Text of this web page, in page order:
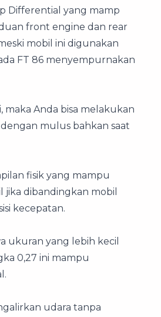
Differential yang mamp
front engine dan rear
mobil ini digunakan
FT 86 menyempurnakan
maka Anda bisa melakukan
mulus bahkan saat
fisik yang mampu
dibandingkan mobil
kecepatan.
ukuran yang lebih kecil
0,27 ini mampu
udara tanpa